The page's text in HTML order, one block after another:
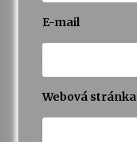
E-mail
Webová stránka